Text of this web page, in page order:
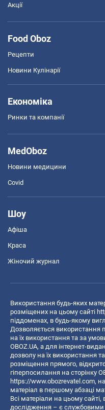
Акції
Food Oboz
Рецепти
Новини Кулінарії
Економіка
Ринки та компанії
MedOboz
Новини медицини
Covid
Шоу
Афіша
Краса
Жіночий журнал
Використання будь-яких
розміщених на цьому сайті
піддоменах, в будь-якому
Дозволяється використання
на їх використання та за
OBOZ.UA, а для інтернет-
дозволу на їх використання
розміщення прямого,
гіперпосилання на сторінку
https://www.obozrevatel.com,
матеріал в першому абзаці
Всі матеріали на цьому сайті,
дослідження – є службовими